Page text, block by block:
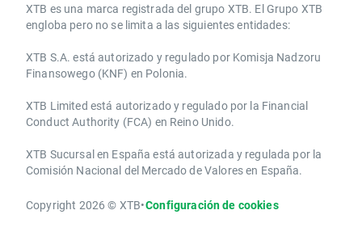
​​XTB es una marca registrada del grupo XTB. El Grupo XTB
engloba pero no se limita a las siguientes entidades:
XTB S.A.​ está autorizado y regulado por Komisja Nadzoru
Finansowego (KNF) ​en Polonia.
XTB Limited ​está autorizado y regulado por la ​Financial
Conduct Authority ​(FCA) en ​​Reino Unido.
XTB Sucursal en España está autorizada y regulada por la
Comisión Nacional del Mercado de Valores en España.
Copyright 2026 © XTB•Configuración de cookies